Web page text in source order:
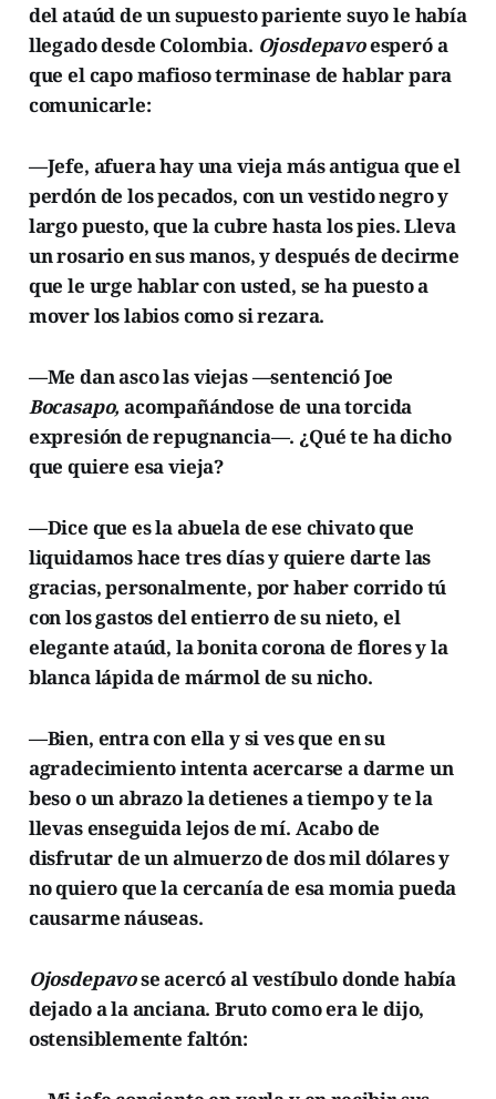
del ataúd de un supuesto pariente suyo le había
llegado desde Colombia. Ojosdepavoesperó a
que el capo mafioso terminase de hablar para
comunicarle:
—Jefe, afuera hay una vieja más antigua que el
perdón de los pecados, con un vestido negro y
largo puesto, que la cubre hasta los pies. Lleva
un rosario en sus manos, y después de decirme
que le urge hablar con usted, se ha puesto a
mover los labios como si rezara.
—Me dan asco las viejas —sentenció Joe
Bocasapo, acompañándose de una torcida
expresión de repugnancia—. ¿Qué te ha dicho
que quiere esa vieja?
—Dice que es la abuela de ese chivato que
liquidamos hace tres días y quiere darte las
gracias, personalmente, por haber corrido tú
con los gastos del entierro de su nieto, el
elegante ataúd, la bonita corona de flores y la
blanca lápida de mármol de su nicho.
—Bien, entra con ella y si ves que en su
agradecimiento intenta acercarse a darme un
beso o un abrazo la detienes a tiempo y te la
llevas enseguida lejos de mí. Acabo de
disfrutar de un almuerzo de dos mil dólares y
no quiero que la cercanía de esa momia pueda
causarme náuseas.
Ojosdepavose acercó al vestíbulo donde había
dejado a la anciana. Bruto como era le dijo,
ostensiblemente faltón: